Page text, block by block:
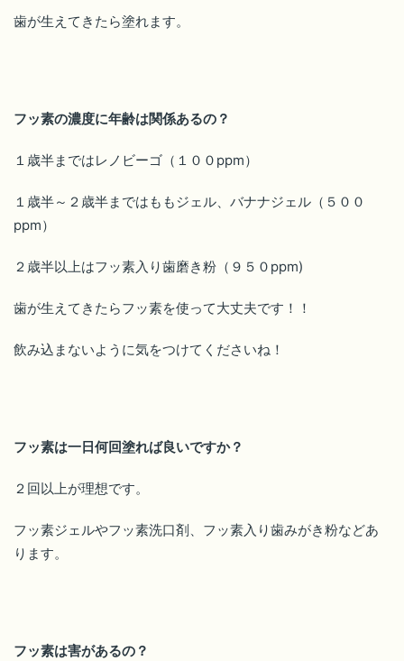
歯が生えてきたら塗れます。
フッ素の濃度に年齢は関係あるの？
１歳半まではレノビーゴ（１００ppm）
１歳半～２歳半まではももジェル、バナナジェル（５００
ppm）
２歳半以上はフッ素入り歯磨き粉（９５０ppm)
歯が生えてきたらフッ素を使って大丈夫です！！
飲み込まないように気をつけてくださいね！
フッ素は一日何回塗れば良いですか？
２回以上が理想です。
フッ素ジェルやフッ素洗口剤、フッ素入り歯みがき粉などあ
ります。
フッ素は害があるの？